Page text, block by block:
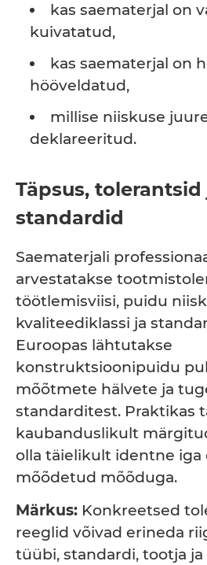
kas saematerjal on
kuivatatud,
kas saematerjal on
hööveldatud,
millise niiskuse
deklareeritud.
Täpsus, tolerantsid
standardid
Saematerjali
arvestatakse
töötlemisviisi, puidu
kvaliteediklassi ja
Euroopas lähtutakse
konstruktsioonipuidu
mõõtmete hälvete ja
standarditest. Praktikas
kaubanduslikult
olla täielikult identne
mõõdetud mõõduga.
Märkus: Konkreetsed
reeglid võivad erineda
tüübi, standardi, tootja